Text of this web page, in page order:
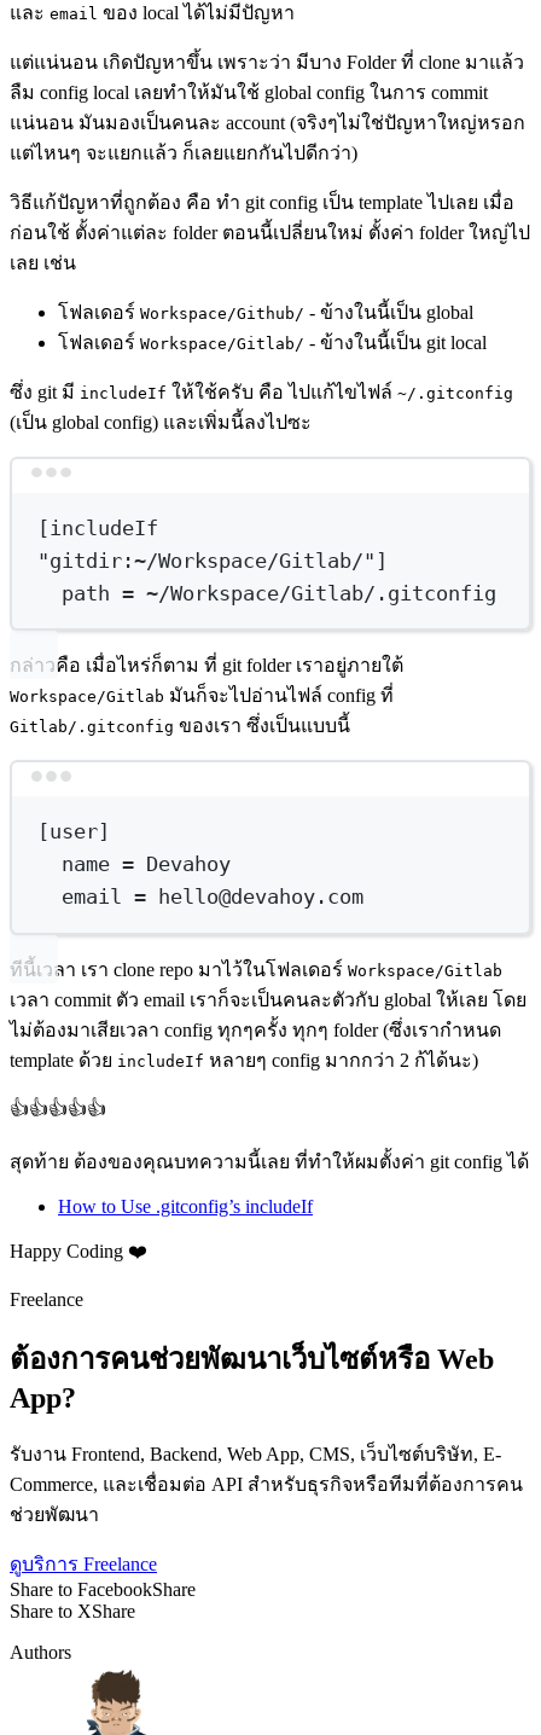
และ email ของ local ได้ไม่มีปัญหา
แต่แน่นอน เกิดปัญหาขึ้น เพราะว่า มีบาง Folder ที่ clone มาแล้ว
ลืม config local เลยทำให้มันใช้ global config ในการ commit
แน่นอน มันมองเป็นคนละ account (จริงๆไม่ใช่ปัญหาใหญ่หรอก
แต่ไหนๆ จะแยกแล้ว ก็เลยแยกกันไปดีกว่า)
วิธีแก้ปัญหาที่ถูกต้อง คือ ทำ git config เป็น template ไปเลย เมื่อ
ก่อนใช้ ตั้งค่าแต่ละ folder ตอนนี้เปลี่ยนใหม่ ตั้งค่า folder ใหญ่ไป
เลย เช่น
โฟลเดอร์ Workspace/Github/ - ข้างในนี้เป็น global
โฟลเดอร์ Workspace/Gitlab/ - ข้างในนี้เป็น git local
ซึ่ง git มี includeIf ให้ใช้ครับ คือ ไปแก้ไขไฟล์ ~/.gitconfig
(เป็น global config) และเพิ่มนี้ลงไปซะ
"gitdir:~/Workspace/Gitlab/" ]
path = ~/Workspace/Gitlab/.gitconfig
กล่าวคือ เมื่อไหร่ก็ตาม ที่ git folder เราอยู่ภายใต้
Workspace/Gitlab มันก็จะไปอ่านไฟล์ config ที่
Gitlab/.gitconfig ของเรา ซึ่งเป็นแบบนี้
[user]
name = Devahoy
email = hello@devahoy.com
ทีนี้เวลา เรา clone repo มาไว้ในโฟลเดอร์ Workspace/Gitlab
เวลา commit ตัว email เราก็จะเป็นคนละตัวกับ global ให้เลย โดย
ไม่ต้องมาเสียเวลา config ทุกๆครั้ง ทุกๆ folder (ซึ่งเรากำหนด
template ด้วย includeIf หลายๆ config มากกว่า 2 ก้ได้นะ)
👍👍👍👍👍
สุดท้าย ต้องของคุณบทความนี้เลย ที่ทำให้ผมตั้งค่า git config ได้
How to Use .gitconfig’s includeIf
Happy Coding ❤️
Freelance
ต้องการคนช่วยพัฒนาเว็บไซต์หรือ Web
App?
รับงาน Frontend, Backend, Web App, CMS, เว็บไซต์บริษัท, E-
Commerce, และเชื่อมต่อ API สำหรับธุรกิจหรือทีมที่ต้องการคน
ช่วยพัฒนา
ดูบริการ Freelance
Share to FacebookShare
Share to XShare
Authors